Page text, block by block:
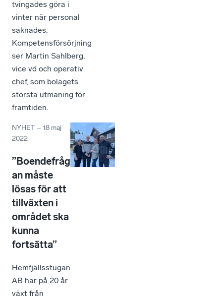
tvingades göra i
vinter när personal
saknades.
Kompetensförsörjning
ser Martin Sahlberg,
vice vd och operativ
chef, som bolagets
största utmaning för
framtiden.
NYHET –18 maj
2022
”Boendefråg
an måste
lösas för att
tillväxten i
området ska
kunna
fortsätta”
Hemfjällsstugan
AB har på 20 år
växt från